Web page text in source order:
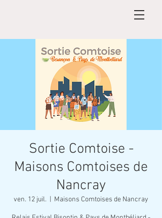
Sortie Comtoise -
Maisons Comtoises de
Nancray
ven. 12 juil. Maisons Comtoises de Nancray